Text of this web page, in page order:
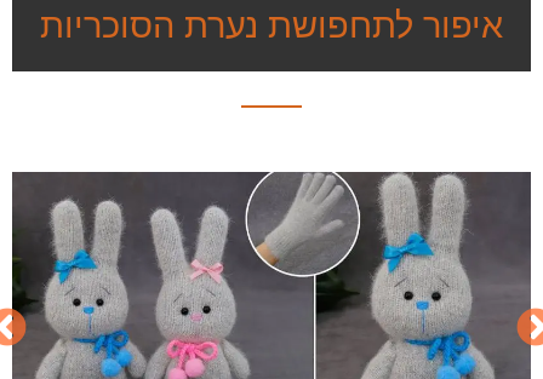
איפור לתחפושת נערת הסוכריות